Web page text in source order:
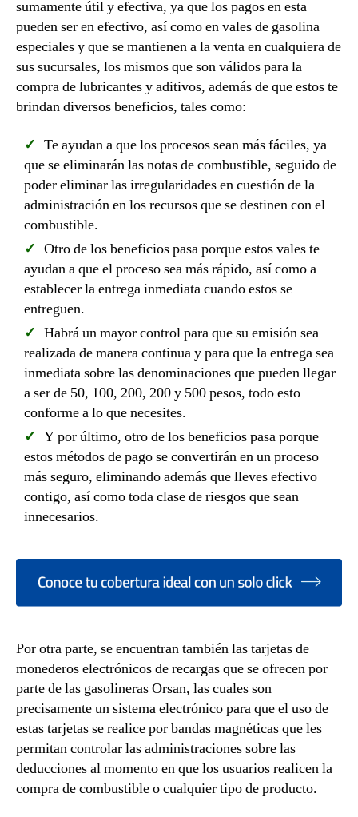
sumamente útil y efectiva, ya que los pagos en esta
pueden ser en efectivo, así como en vales de gasolina
especiales y que se mantienen a la venta en cualquiera de
sus sucursales, los mismos que son válidos para la
compra de lubricantes y aditivos, además de que estos te
brindan diversos beneficios, tales como:
Te ayudan a que los procesos sean más fáciles, ya
que se eliminarán las notas de combustible, seguido de
poder eliminar las irregularidades en cuestión de la
administración en los recursos que se destinen con el
combustible.
Otro de los beneficios pasa porque estos vales te
ayudan a que el proceso sea más rápido, así como a
establecer la entrega inmediata cuando estos se
entreguen.
Habrá un mayor control para que su emisión sea
realizada de manera continua y para que la entrega sea
inmediata sobre las denominaciones que pueden llegar
a ser de 50, 100, 200, 200 y 500 pesos, todo esto
conforme a lo que necesites.
Y por último, otro de los beneficios pasa porque
estos métodos de pago se convertirán en un proceso
más seguro, eliminando además que lleves efectivo
contigo, así como toda clase de riesgos que sean
innecesarios.
Por otra parte, se encuentran también las tarjetas de
monederos electrónicos de recargas que se ofrecen por
parte de las gasolineras Orsan, las cuales son
precisamente un sistema electrónico para que el uso de
estas tarjetas se realice por bandas magnéticas que les
permitan controlar las administraciones sobre las
deducciones al momento en que los usuarios realicen la
compra de combustible o cualquier tipo de producto.